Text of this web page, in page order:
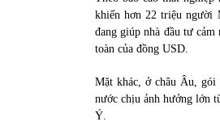
khiến hơn 22 triệu người
đang giúp nhà đầu tư
toàn của đồng USD.
Mặt khác, ở châu Âu,
nước chịu ảnh hưởng lớn
Ý.